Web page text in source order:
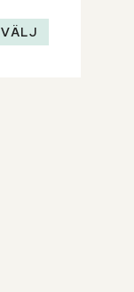
VÄLJ